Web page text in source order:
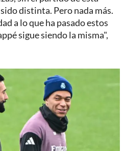
distinta. Pero nada más.
a lo que ha pasado estos
sigue siendo la misma",